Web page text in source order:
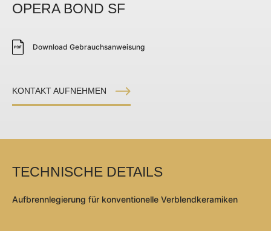
OPERA BOND SF
Download Gebrauchsanweisung
KONTAKT AUFNEHMEN
TECHNISCHE DETAILS
Aufbrennlegierung für konventionelle Verblendkeramiken